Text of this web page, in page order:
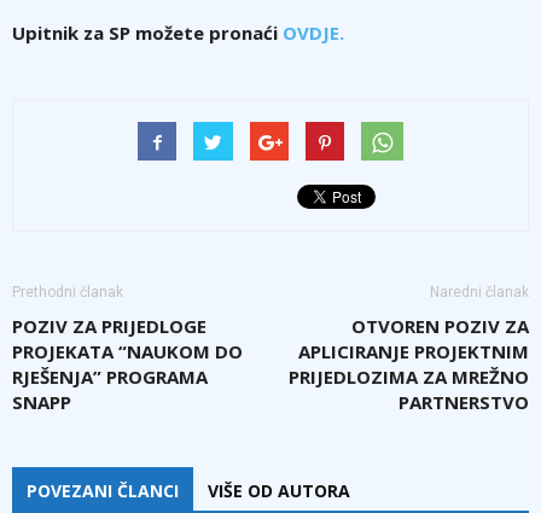
Upitnik za SP možete pronaći OVDJE.
Prethodni članak
POZIV ZA PRIJEDLOGE
PROJEKATA “NAUKOM DO
RJEŠENJA” PROGRAMA
SNAPP
Naredni članak
OTVOREN POZIV ZA
APLICIRANJE PROJEKTNIM
PRIJEDLOZIMA ZA MREŽNO
PARTNERSTVO
POVEZANI ČLANCI VIŠE OD AUTORA